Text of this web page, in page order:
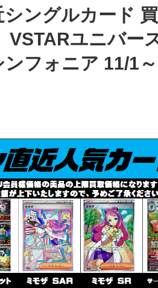
ングルカード
VSTARユニバー
フォニア 11/1～